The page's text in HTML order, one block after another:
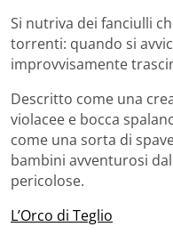
Si nutriva dei fanciulli
torrenti: quando si
improvvisamente
Descritto come una
violacee e bocca
come una sorta di
bambini avventurosi
pericolose.
L’Orco di Teglio